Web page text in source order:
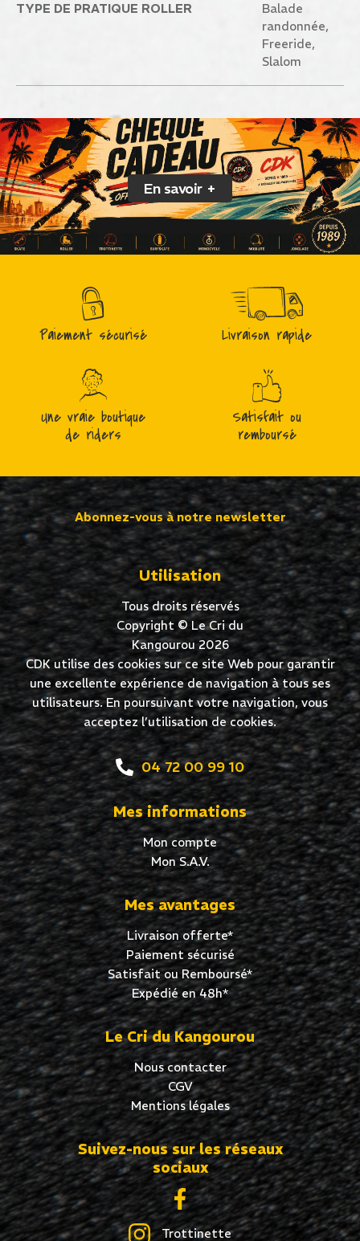
TYPE DE PRATIQUE ROLLER
Balade
randonnée,
Freeride,
Slalom
En savoir +
Paiement sécurisé Livraison rapide
Une vraie boutique
de riders
Satisfait ou
remboursé
Abonnez-vous à notre newsletter
Utilisation
Tous droits réservés
Copyright © Le Cri du
Kangourou 2026
CDK utilise des cookies sur ce site Web pour garantir
une excellente expérience de navigation à tous ses
utilisateurs. En poursuivant votre navigation, vous
acceptez l’utilisation de cookies.
04 72 00 99 10
Mes informations
Mon compte
Mon S.A.V.
Mes avantages
Livraison offerte*
Paiement sécurisé
Satisfait ou Remboursé*
Expédié en 48h*
Le Cri du Kangourou
Nous contacter
CGV
Mentions légales
Suivez-nous sur les réseaux
sociaux
Trottinette